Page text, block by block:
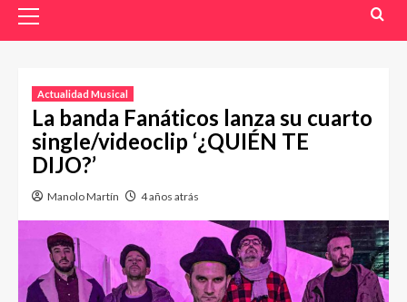
Actualidad Musical
La banda Fanáticos lanza su cuarto
single/videoclip ‘¿QUIÉN TE
DIJO?’
Manolo Martín 4 años atrás